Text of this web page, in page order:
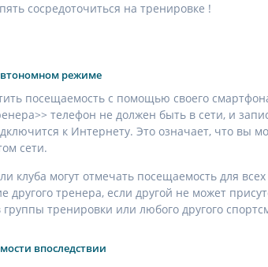
сосредоточиться на тренировке !
режиме
посещаемость с помощью своего
телефон не должен быть в сети, и
к Интернету. Это означает, что вы
сети.
клуба могут отмечать посещаемость для
другого тренера, если другой не может
тренировки или любого другого
впоследствии